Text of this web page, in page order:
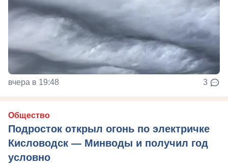
вчера в 19:48 3
Общество
Подросток открыл огонь по электричке
Кисловодск — Минводы и получил год
условно